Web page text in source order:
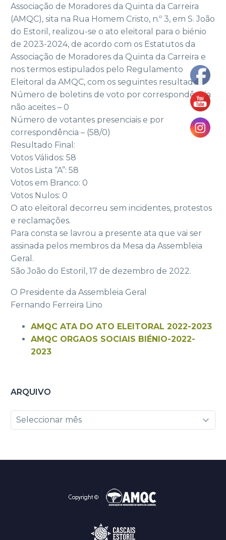
Associação de Moradores da Quinta da Carreira
(AMQC), sita na Rua Homem Cristo, n.º 3, em S. João
do Estoril, realizou-se o ato eleitoral para o biénio
de 2023-2024, de acordo com os Estatutos da
Associação de Moradores da Quinta da Carreira e
nos termos estipulados pelo Regulamento
Eleitoral da AMQC, com os seguintes resultados:
Número de boletins de voto por correspondência
não aceites – 0
Número de votantes presenciais e por
correspondência – (58/0)
Resultado Final:
Votos Válidos: 58
Votos Lista “A”: 58
Votos em Branco: 0
Votos Nulos: 0
O ato eleitoral decorreu sem incidentes, protestos
e reclamações.
Para consta se lavrou a presente ata que vai ser
assinada pelos membros da Mesa da Assembleia
Geral.
São João do Estoril, 17 de dezembro de 2022.
O Presidente da Assembleia Geral
Fernando Ferreira Lino
AMQC ATA DO ATO ELEITORAL 2022-2023
AMQC ORGAOS SOCIAIS BIÉNIO-2022-
2023
ARQUIVO
Arquivo
Seleccionar mês